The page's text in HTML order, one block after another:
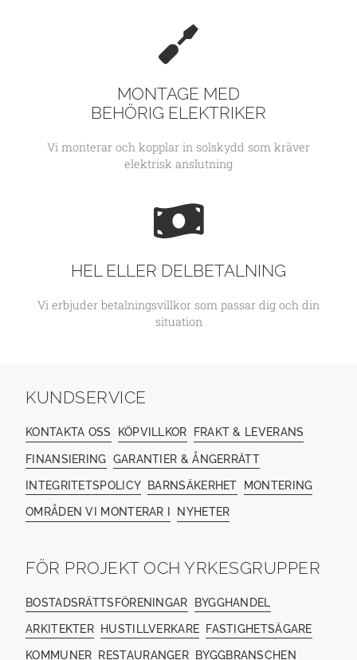
MONTAGE MED
BEHÖRIG ELEKTRIKER
Vi monterar och kopplar in solskydd som kräver
elektrisk anslutning
HEL ELLER DELBETALNING
Vi erbjuder betalningsvillkor som passar dig och din
situation
KUNDSERVICE
KONTAKTA OSS KÖPVILLKOR FRAKT & LEVERANS
FINANSIERING GARANTIER & ÅNGERRÄTT
INTEGRITETSPOLICY BARNSÄKERHET MONTERING
OMRÅDEN VI MONTERAR I NYHETER
FÖR PROJEKT OCH YRKESGRUPPER
BOSTADSRÄTTSFÖRENINGAR BYGGHANDEL
ARKITEKTER HUSTILLVERKARE FASTIGHETSÄGARE
KOMMUNER RESTAURANGER BYGGBRANSCHEN